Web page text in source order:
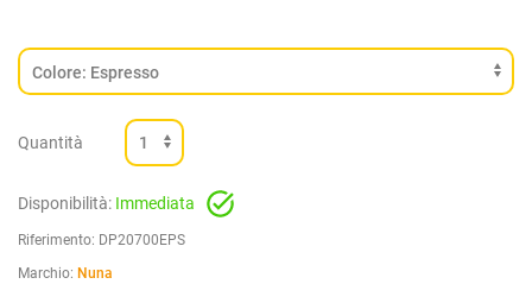
Quantità
Disponibilità: Immediata
Riferimento: DP20700EPS
Marchio: Nuna